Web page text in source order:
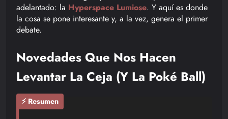
adelantado: la Hyperspace Lumiose. Y aquí es donde
la cosa se pone interesante y, a la vez, genera el primer
debate.
Novedades Que Nos Hacen
Levantar La Ceja (y La Poké Ball)
⚡ Resumen